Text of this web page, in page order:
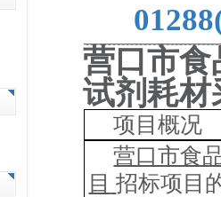
营口市
试剂耗材
项目概况
营口市食
目 招标项目